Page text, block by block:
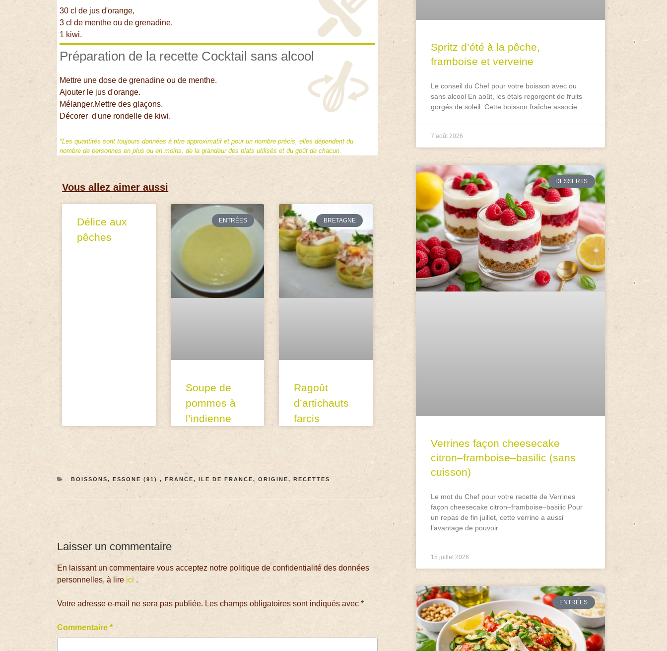
30 cl de jus d'orange,
3 cl de menthe ou de grenadine,
1 kiwi.
Préparation de la recette Cocktail sans alcool
Mettre une dose de grenadine ou de menthe.
Ajouter le jus d'orange.
Mélanger.Mettre des glaçons.
Décorer d'une rondelle de kiwi.
*Les quantités sont toujours données à titre approximatif et pour un nombre précis, elles dépendent du
nombre de personnes en plus ou en moins, de la grandeur des plats utilisés et du goût de chacun.
Vous allez aimer aussi
Délice aux
pêches
ENTRÉES
Soupe de
pommes à
l’indienne
BRETAGNE
Ragoût
d’artichauts
farcis
BOISSONS, ESSONE (91) , FRANCE, ILE DE FRANCE, ORIGINE, RECETTES
Laisser un commentaire
En laissant un commentaire vous acceptez notre politique de confidentialité des données
personnelles, à lire ici .
Votre adresse e-mail ne sera pas publiée. Les champs obligatoires sont indiqués avec*
Commentaire*
Spritz d’été à la pêche,
framboise et verveine
Le conseil du Chef pour votre boisson avec ou
sans alcool En août, les étals regorgent de fruits
gorgés de soleil. Cette boisson fraîche associe
7 août 2026
DESSERTS
Verrines façon cheesecake
citron–framboise–basilic (sans
cuisson)
Le mot du Chef pour votre recette de Verrines
façon cheesecake citron–framboise–basilic Pour
un repas de fin juillet, cette verrine a aussi
l’avantage de pouvoir
15 juillet 2026
ENTRÉES